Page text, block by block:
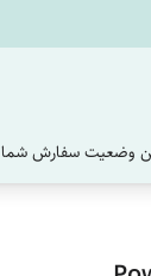
وضعیت سفارش‌ شما